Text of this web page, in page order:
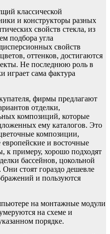
классической
и конструкторы разных
свойств стекла, из
подбора угла
свойств
оттенков, достигаются
Не последнюю роль в
играет сама фактура
фирмы предлагают
отделки,
композиций, которые
ему каталогов. Это
композиции,
и восточные
к примеру, хорошо подходят
бассейнов, цокольной
стоят гораздо дешевле
и пользуются
на монтажные модули
на схеме и
порядке.